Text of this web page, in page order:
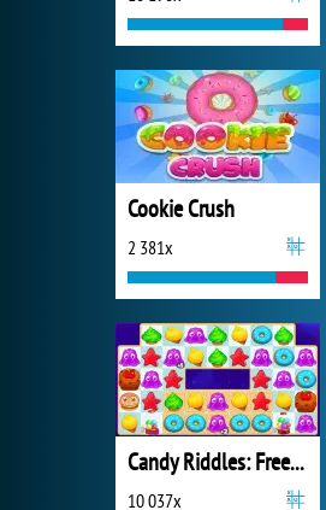
Cookie Crush
2 381x
Candy Riddles: Free Match 3 Puzzle
10 037x